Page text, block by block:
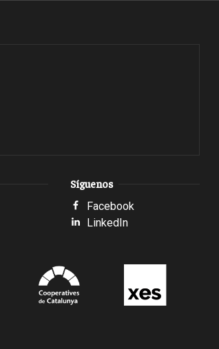
Síguenos
Facebook
LinkedIn